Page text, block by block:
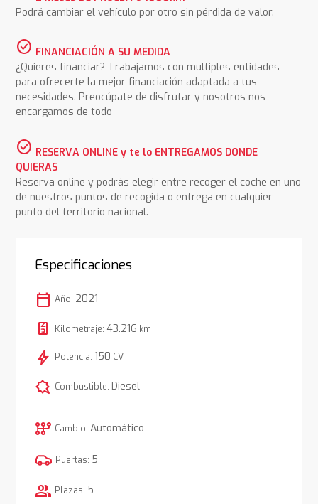
Podrá cambiar el vehículo por otro sin pérdida de valor.
check_circle FINANCIACIÓN A SU MEDIDA
¿Quieres financiar? Trabajamos con multiples entidades
para ofrecerte la mejor financiación adaptada a tus
necesidades. Preocúpate de disfrutar y nosotros nos
encargamos de todo
check_circle RESERVA ONLINE y te lo ENTREGAMOS DONDE
QUIERAS
Reserva online y podrás elegir entre recoger el coche en uno
de nuestros puntos de recogida o entrega en cualquier
punto del territorio nacional.
Especificaciones
calendar_today Año: 2021
Kilometraje: 43.216 km
bolt Potencia: 150 CV
comic_bubble Combustible: Diesel
auto_transmission Cambio: Automático
Puertas: 5
group Plazas: 5